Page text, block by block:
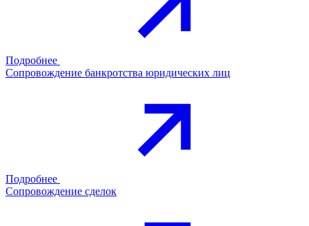
Подробнее
Сопровождение банкротства юридических лиц
Подробнее
Сопровождение сделок